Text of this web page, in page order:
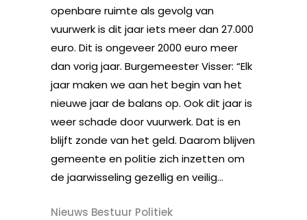
openbare ruimte als gevolg van
vuurwerk is dit jaar iets meer dan 27.000
euro. Dit is ongeveer 2000 euro meer
dan vorig jaar. Burgemeester Visser: “Elk
jaar maken we aan het begin van het
nieuwe jaar de balans op. Ook dit jaar is
weer schade door vuurwerk. Dat is en
blijft zonde van het geld. Daarom blijven
gemeente en politie zich inzetten om
de jaarwisseling gezellig en veilig...
Nieuws Bestuur Politiek